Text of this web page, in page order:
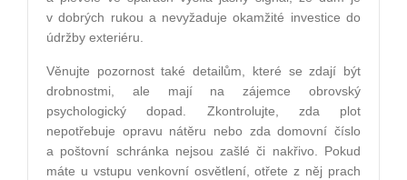
v dobrých rukou a nevyžaduje okamžité investice do
údržby exteriéru.
Věnujte pozornost také detailům, které se zdají být
drobnostmi, ale mají na zájemce obrovský
psychologický dopad. Zkontrolujte, zda plot
nepotřebuje opravu nátěru nebo zda domovní číslo
a poštovní schránka nejsou zašlé či nakřivo. Pokud
máte u vstupu venkovní osvětlení, otřete z něj prach